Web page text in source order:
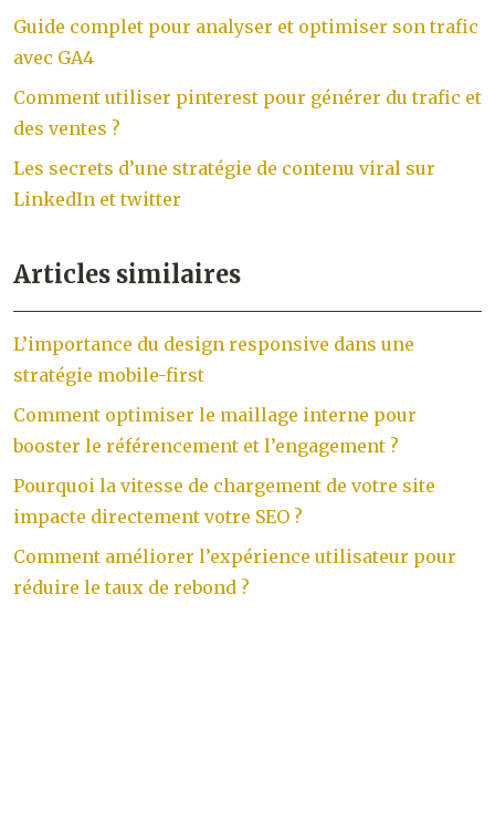
Guide complet pour analyser et optimiser son trafic
avec GA4
Comment utiliser pinterest pour générer du trafic et
des ventes ?
Les secrets d’une stratégie de contenu viral sur
LinkedIn et twitter
Articles similaires
L’importance du design responsive dans une
stratégie mobile-first
Comment optimiser le maillage interne pour
booster le référencement et l’engagement ?
Pourquoi la vitesse de chargement de votre site
impacte directement votre SEO ?
Comment améliorer l’expérience utilisateur pour
réduire le taux de rebond ?